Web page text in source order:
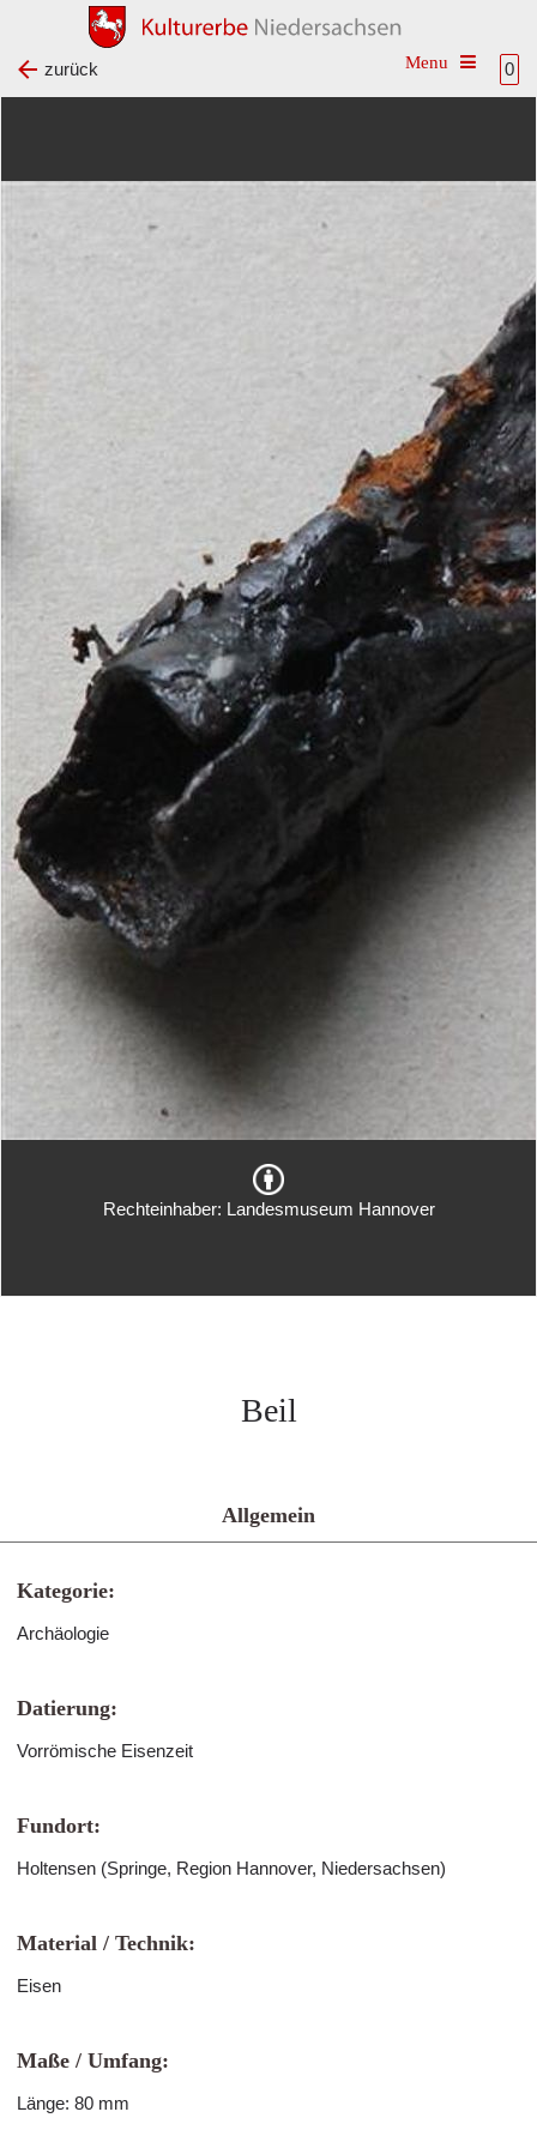
0
Toggle
zurück
Rechteinhaber: Landesmuseum Hannover
Beil
Allgemein
Kategorie:
Archäologie
Datierung:
Vorrömische Eisenzeit
Fundort:
Holtensen (Springe, Region Hannover, Niedersachsen)
Material / Technik:
Eisen
Maße / Umfang:
Länge: 80 mm